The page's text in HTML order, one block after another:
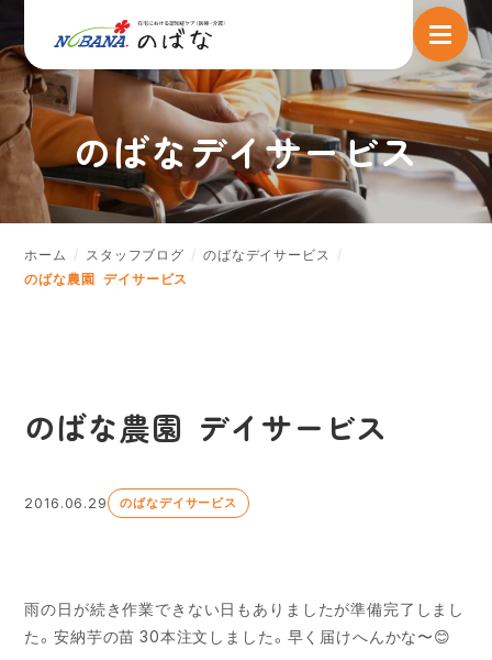
のばなデイサービス
ホーム スタッフブログ
のばなデイサービス
のばな農園 デイサービス
のばな農園 デイサービス
2016.06.29 のばなデイサービス
雨の日が続き作業できない日もありましたが準備完了しまし
た。安納芋の苗 30本注文しました。早く届けへんかな〜😊